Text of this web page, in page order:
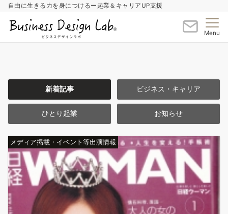
自由に生きる力を身につけるー起業＆キャリアUP支援
Menu
新着記事 ビジネス・キャリア
ひとり起業 お知らせ
メディア掲載・イベント等出演情報